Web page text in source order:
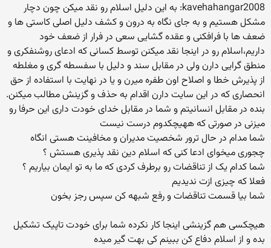
kavehahangar2008: به این دلیل اسلام رو نقد میكن چون دچار
مشكل هستیم و به جای نگاه به درون و كشف دلیل اصلی كاستی ها و
ضعف ها با فرافكنی و عقده گشایی سعی در فرار از ضعف خود
داریم،اسلام رو در اینجا نقد میكنن توسط كسانی كه ادعای روشنفكری و
منطق گرایی دارن ولی در مقابل سند و دلیل با سفسطه گری و مغلطه
از پذیرش خطا و اصلاح اون طفره میرن و یا در نهایت با استفاده از حق
انحصاری كه در این سایت دارن اقدام به حذف و گزینش مطالب میكنن.
بنده در مقابل انسانیتم و شما در مقابل خدای خودت داری این حرفا رو
میزنی در صورتی که ههیچکدوم درست نیست
شما مدام در حال ترور شخصیت مدیران و مخافینت هستی انگاه
چجوری میخوای ادعا کنی که اسلام دین نقد پذیری هستش ؟
شما کدام یک از تناقضات رو برطرف کردی که ما به تو ایمان بیاریم ؟
فعلا که چیزی ازت ندیدیم
شما بیا قسمت تناقضات و رفع شبهه کن سپس رجز بخون
هیچکسی هم گزینشی اینجا کار نکرده شما برای خودت تاپیک تشکیل
بده و از اسلام دفاع کن ببینم کی بهت گیر میده